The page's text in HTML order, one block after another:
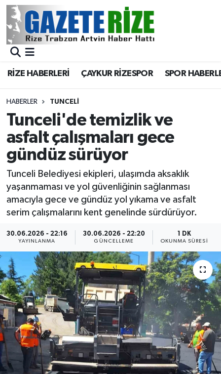
RİZE HABERLERİ ÇAYKUR RİZESPOR SPOR
HABERLER TUNCELI
Tunceli'de temizlik ve
asfalt çalışmaları gece
gündüz sürüyor
Tunceli Belediyesi ekipleri, ulaşımda aksaklık
yaşanmaması ve yol güvenliğinin sağlanması
amacıyla gece ve gündüz yol yıkama ve asfalt
serim çalışmalarını kent genelinde sürdürüyor.
30.06.2026 - 22:16
YAYINLANMA
30.06.2026 - 22:20
GÜNCELLEME
1 DK
OKUNMA SÜRESI
BÖLGEMİZ
Asayiş
Rize Jandarma Komutanlığı
Bilim Teknoloji
Advertising news
Canlı Maç
ÇEVRE
Dış Haberler
Dünya
EĞİTİM
EKONOMİ
English News
Merkez Nöbetçi Eczaneler
Merkez Trafik Yoğunluk Haritası
Süper Lig Puan Durumu ve Fikstür
Tüm Manşetler
Son Dakika Haberleri
Haber Arşivi